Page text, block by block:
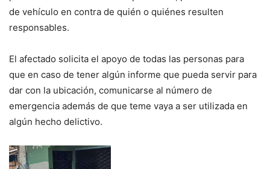
de vehículo en contra de quién o quiénes resulten
responsables.
El afectado solicita el apoyo de todas las personas para
que en caso de tener algún informe que pueda servir para
dar con la ubicación, comunicarse al número de
emergencia además de que teme vaya a ser utilizada en
algún hecho delictivo.